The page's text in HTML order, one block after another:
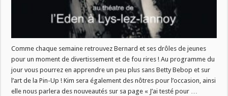
Comme chaque semaine retrouvez Bernard et ses drôles de jeunes
pour un moment de divertissement et de fou rires ! Au programme du
jour vous pourrez en apprendre un peu plus sans Betty Bebop et sur
l’art de la Pin-Up ! Kim sera également des nôtres pour l’occasion, ainsi
elle nous parlera des nouveautés sur sa page « J’ai testé pour …